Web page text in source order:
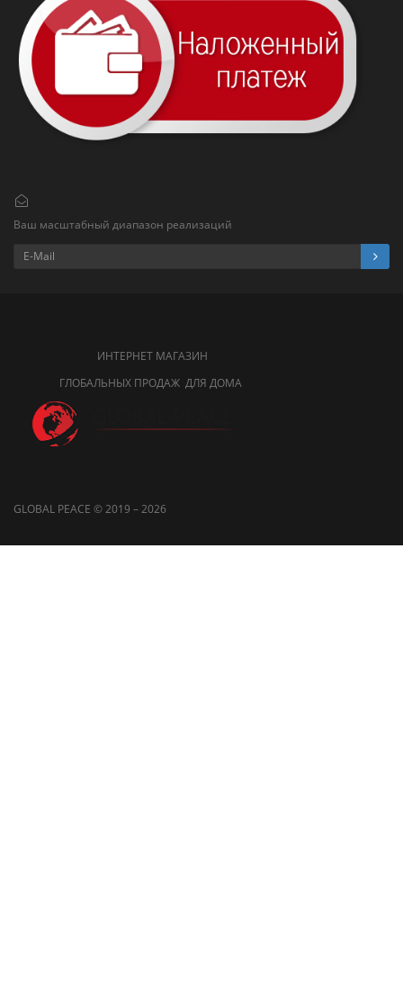
Ваш масштабный диапазон реализаций
ИНТЕРНЕТ МАГАЗИН
ГЛОБАЛЬНЫХ ПРОДАЖ ДЛЯ ДОМА
GLOBAL PEACE © 2019 – 2026